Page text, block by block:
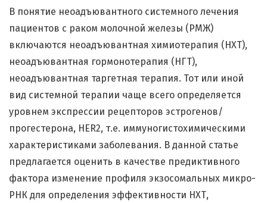
В понятие неоадъювантного системного лечения
пациентов с раком молочной железы (РМЖ)
включаются неоадъювантная химиотерапия (НХТ),
неоадъювантная гормонотерапия (НГТ),
неоадъювантная таргетная терапия. Тот или иной
вид системной терапии чаще всего определяется
уровнем экспрессии рецепторов эстрогенов/
прогестерона, HER2, т.е. иммуногистохимическими
характеристиками заболевания. В данной статье
предлагается оценить в качестве предиктивного
фактора изменение профиля экзосомальных микро-
РНК для определения эффективности НХТ,